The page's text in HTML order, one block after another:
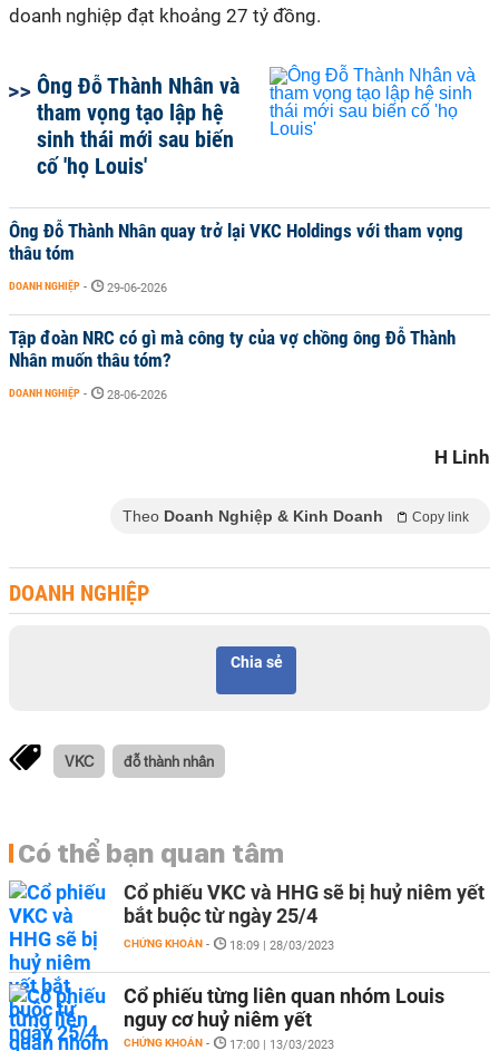
doanh nghiệp đạt khoảng 27 tỷ đồng.
Ông Đỗ Thành Nhân và
tham vọng tạo lập hệ
sinh thái mới sau biến
cố 'họ Louis'
Ông Đỗ Thành Nhân quay trở lại VKC Holdings với tham vọng
thâu tóm
DOANH NGHIỆP - 29-06-2026
Tập đoàn NRC có gì mà công ty của vợ chồng ông Đỗ Thành
Nhân muốn thâu tóm?
DOANH NGHIỆP - 28-06-2026
H Linh
Theo Doanh Nghiệp & Kinh Doanh Copy link
DOANH NGHIỆP
Chia sẻ
VKC đỗ thành nhân
Có thể bạn quan tâm
Cổ phiếu VKC và HHG sẽ bị huỷ niêm yết
bắt buộc từ ngày 25/4
CHỨNG KHOÁN - 18:09 | 28/03/2023
Cổ phiếu từng liên quan nhóm Louis
nguy cơ huỷ niêm yết
CHỨNG KHOÁN - 17:00 | 13/03/2023